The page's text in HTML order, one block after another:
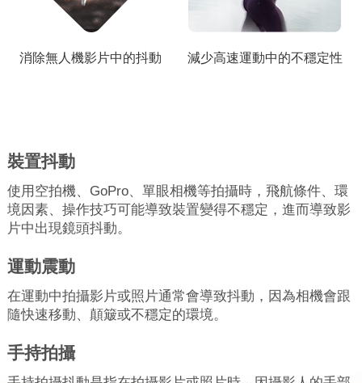
消除無人機影片中的抖動 減少高速運動中的不穩定性
裝置抖動
使用空拍機、GoPro、單眼相機等拍攝時，飛航條件、環
境因素、操作技巧可能導致裝置變得不穩定，進而導致影
片中出現鏡頭抖動。
運動震動
在運動中拍攝影片或照片通常會導致抖動，因為相機會跟
隨快速移動、顛簸或不穩定的環境。
手持拍攝